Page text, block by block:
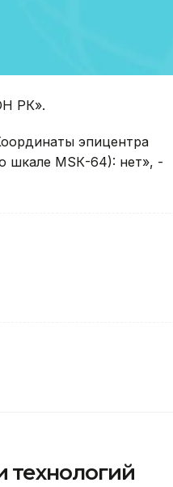
РК».
эпицентра
шкале МSК-64): нет», -
технологий